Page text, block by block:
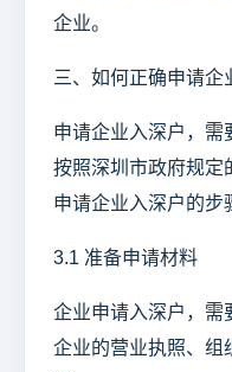
企业。
三、如何正确申请企
申请企业入深户，需
按照深圳市政府规定
申请企业入深户的步
3.1 准备申请材料
企业申请入深户，需
企业的营业执照、组